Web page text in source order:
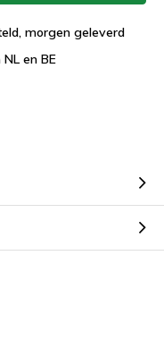
morgen geleverd
en BE